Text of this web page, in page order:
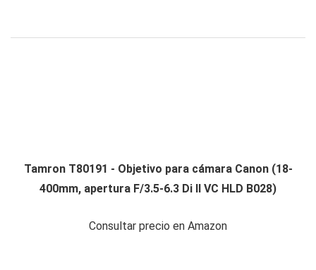
Tamron T80191 - Objetivo para cámara Canon (18-
400mm, apertura F/3.5-6.3 Di II VC HLD B028)
Consultar precio en Amazon